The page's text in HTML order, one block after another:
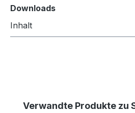
Downloads
Inhalt
Produktgalerie überspringen
Verwandte Produkte zu